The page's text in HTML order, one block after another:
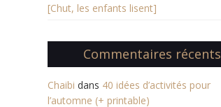
[Chut, les enfants lisent]
Commentaires récents
Chaibi dans 40 idées d’activités pour
l’automne (+ printable)